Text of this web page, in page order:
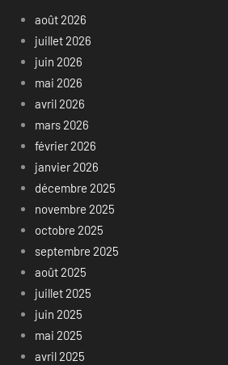
août 2026
juillet 2026
juin 2026
mai 2026
avril 2026
mars 2026
février 2026
janvier 2026
décembre 2025
novembre 2025
octobre 2025
septembre 2025
août 2025
juillet 2025
juin 2025
mai 2025
avril 2025